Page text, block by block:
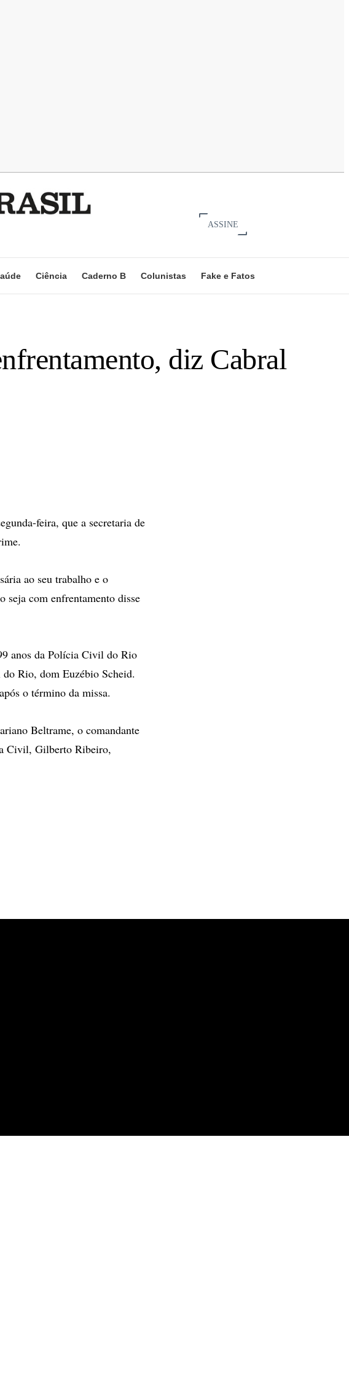
ASSINE
Ciência Caderno B Colunistas Fake e Fatos
diz Cabral
feira, que a secretaria de
ao seu trabalho e o
seja com enfrentamento disse
anos da Polícia Civil do Rio
Rio, dom Euzébio Scheid.
o término da missa.
Beltrame, o comandante
Civil, Gilberto Ribeiro,